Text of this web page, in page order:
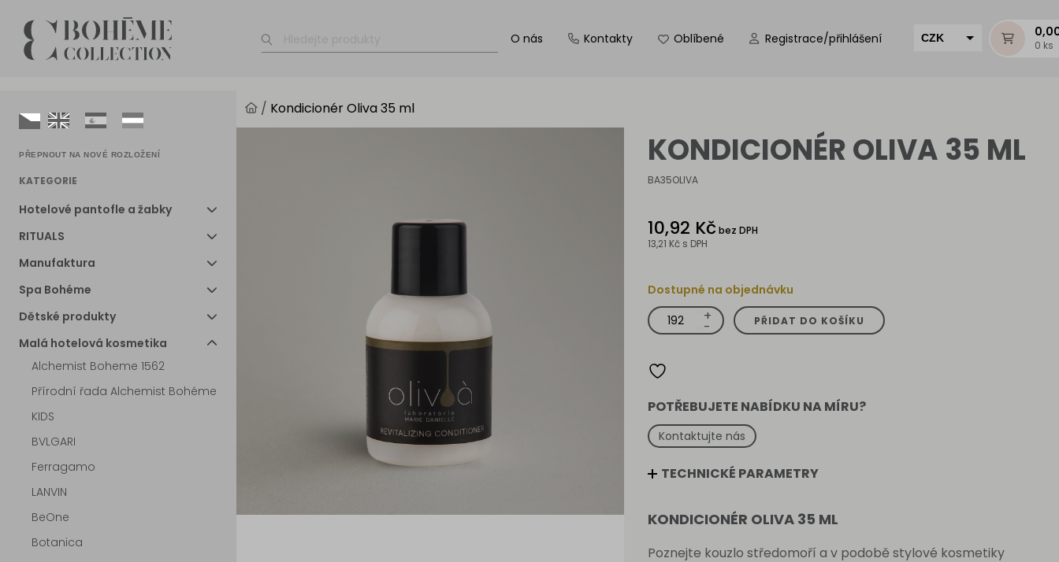
O nás Kontakty Oblíbené Registrace/přihlášení CZK
0 ks
PŘEPNOUT NA NOVÉ ROZLOŽENÍ
KATEGORIE
Hotelové pantofle a žabky
RITUALS
Manufaktura
Spa Bohéme
Dětské produkty
Malá hotelová kosmetika
Alchemist Boheme 1562
Přírodní řada Alchemist Bohéme
KIDS
BVLGARI
Ferragamo
LANVIN
BeOne
Botanica
/ Kondicionér Oliva 35 ml
KONDICIONÉR OLIVA 35 ML
BA35OLIVA
10,92 Kčbez DPH
13,21 Kč s DPH
Dostupné na objednávku
Kondicionér
Oliva
35
+
- PŘIDAT DO KOŠÍKU
POTŘEBUJETE NABÍDKU NA MÍRU?
Kontaktujte nás
TECHNICKÉ PARAMETRY
KONDICIONÉR OLIVA 35 ML
Poznejte kouzlo středomoří a v podobě stylové kosmetiky